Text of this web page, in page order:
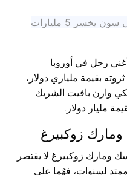
الملياردير ماسايوشي سون يخسر 5 مليارات
رجل في أوروبا
بقيمة ملياري دولار،
وارن بافيت الشريك
مليار دولار.
زوكبيرغ
ومارك زوكبيرغ لا يقتصر
لسنوات، فهُما على